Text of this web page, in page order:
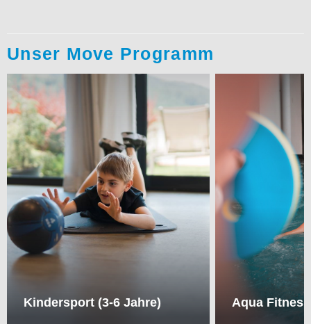
Unser Move Programm
Kindersport (3-6 Jahre) Aqua Fitness